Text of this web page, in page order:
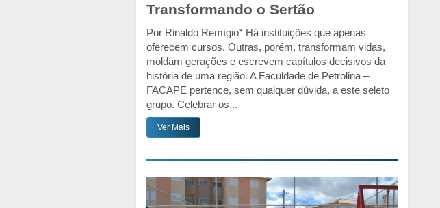
Transformando o Sertão
Por Rinaldo Remígio* Há instituições que apenas
oferecem cursos. Outras, porém, transformam vidas,
moldam gerações e escrevem capítulos decisivos da
história de uma região. A Faculdade de Petrolina –
FACAPE pertence, sem qualquer dúvida, a este seleto
grupo. Celebrar os...
Ver Mais